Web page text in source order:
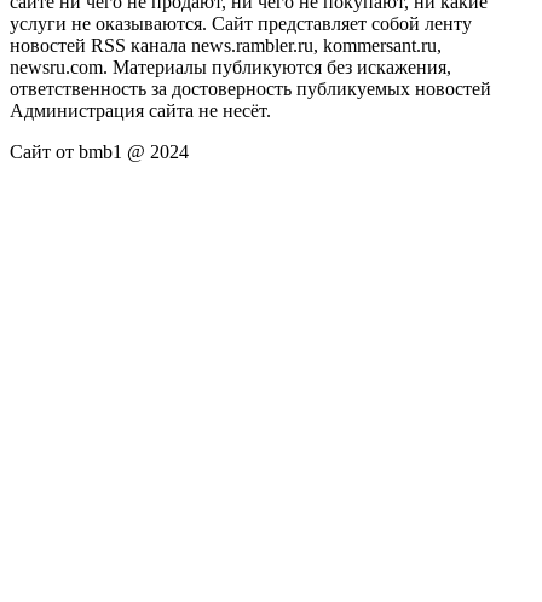
услуги не оказываются. Сайт представляет собой ленту
новостей RSS канала news.rambler.ru, kommersant.ru,
newsru.com. Материалы публикуются без искажения,
ответственность за достоверность публикуемых новостей
Администрация сайта не несёт.
Сайт от bmb1 @ 2024